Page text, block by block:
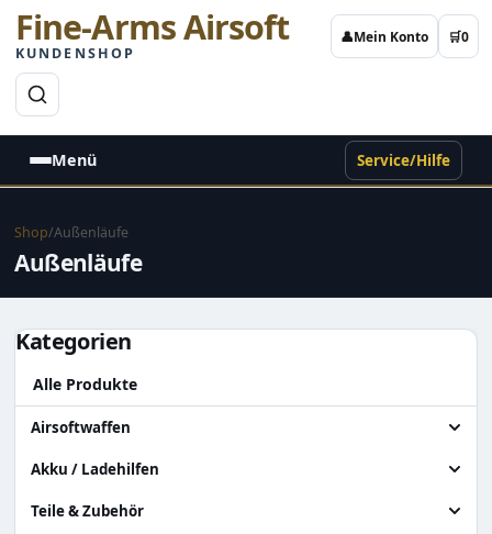
Fine-Arms Airsoft
KUNDENSHOP
👤Mein Konto 🛒0
Menü Service/Hilfe
Shop/Außenläufe
Außenläufe
Kategorien
Alle Produkte
Airsoftwaffen
Alle Airsoftwaffen
Granatenwerfer
Akku / Ladehilfen
Alle Akku / Ladehilfen
Teile & Zubehör